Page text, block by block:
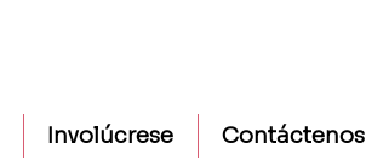
Involúcrese Contáctenos